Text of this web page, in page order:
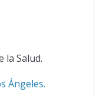
la Salud.